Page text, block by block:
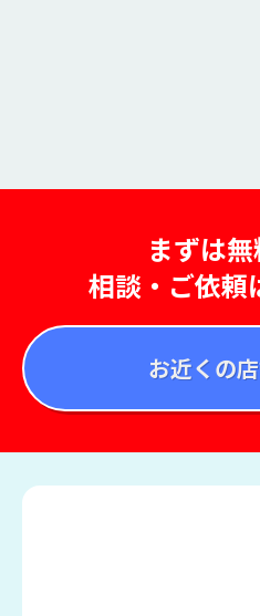
まずは
相談・ご依頼
お近くの